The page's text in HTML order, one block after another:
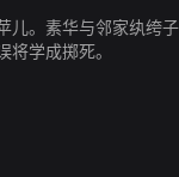
儿。素华与邻家纨绔
将学成掷死。